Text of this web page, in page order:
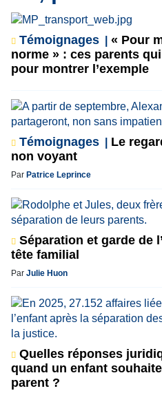
Témoignages
« Pour
norme » : ces parents
pour montrer l’exemple
Témoignages
Le
non voyant
Par Patrice Leprince
Séparation et garde de
tête familial
Par Julie Huon
Quelles réponses
quand un enfant
parent ?